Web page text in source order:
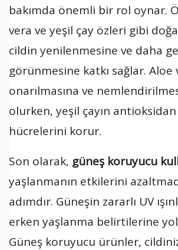
bakımda önemli bir rol oynar.
vera ve yeşil çay özleri gibi
cildin yenilenmesine ve daha
görünmesine katkı sağlar. Aloe
onarılmasına ve
olurken, yeşil çayın
hücrelerini korur.
Son olarak, güneş koruyucu
yaşlanmanın etkilerini
adımdır. Güneşin zararlı UV
erken yaşlanma belirtilerine
Güneş koruyucu ürünler,